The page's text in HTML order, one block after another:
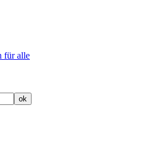
für alle